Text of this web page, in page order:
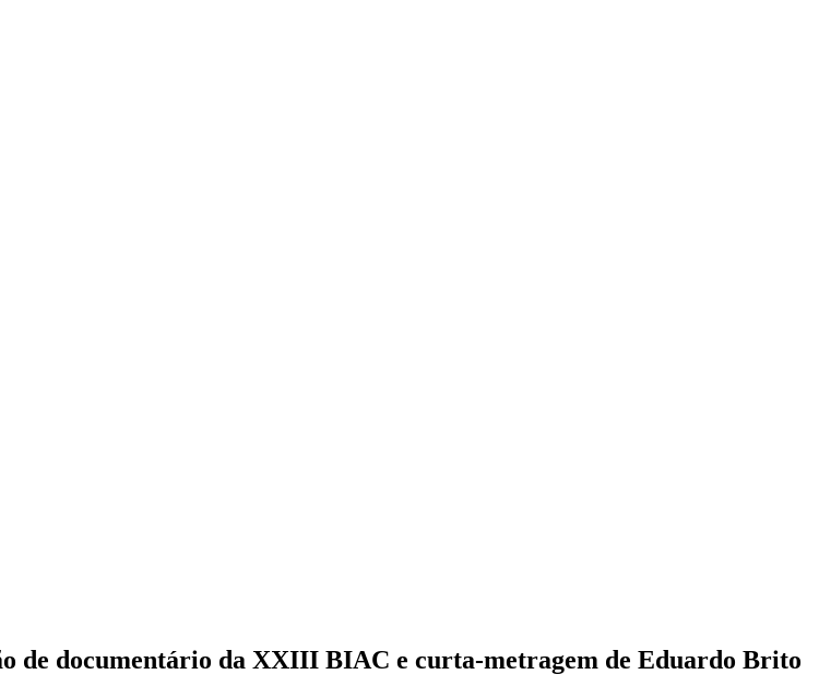
de documentário da XXIII BIAC e curta-metragem de Eduardo Brito